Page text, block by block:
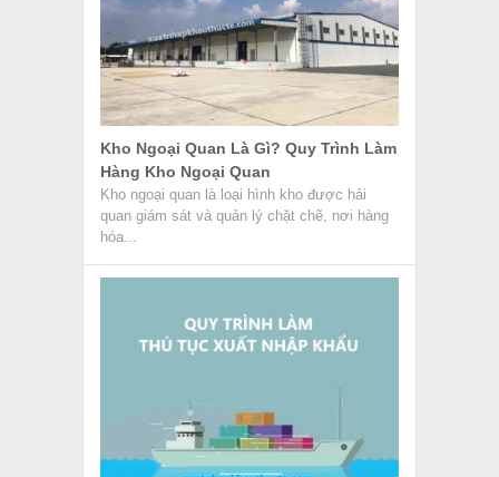
Kho Ngoại Quan Là Gì? Quy Trình Làm
Hàng Kho Ngoại Quan
Kho ngoại quan là loại hình kho được hải
quan giám sát và quản lý chặt chẽ, nơi hàng
hóa...